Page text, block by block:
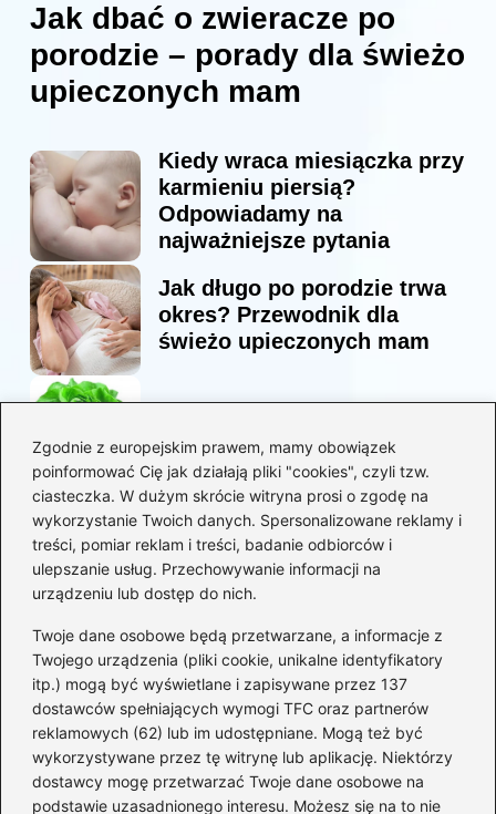
Zgodnie z europejskim prawem, mamy obowiązek
poinformować Cię jak działają pliki "cookies", czyli tzw.
ciasteczka. W dużym skrócie witryna prosi o zgodę na
wykorzystanie Twoich danych. Spersonalizowane reklamy i
treści, pomiar reklam i treści, badanie odbiorców i
ulepszanie usług. Przechowywanie informacji na
urządzeniu lub dostęp do nich.
Twoje dane osobowe będą przetwarzane, a informacje z
Twojego urządzenia (pliki cookie, unikalne identyfikatory
itp.) mogą być wyświetlane i zapisywane przez 137
dostawców spełniających wymogi TFC oraz partnerów
reklamowych (62) lub im udostępniane. Mogą też być
wykorzystywane przez tę witrynę lub aplikację. Niektórzy
dostawcy mogę przetwarzać Twoje dane osobowe na
podstawie uzasadnionego interesu. Możesz się na to nie
Jak dbać o zwieracze po
porodzie – porady dla świeżo
upieczonych mam
Kiedy wraca miesiączka przy
karmieniu piersią?
Odpowiadamy na
najważniejsze pytania
Jak długo po porodzie trwa
okres? Przewodnik dla
świeżo upieczonych mam
mam karmiących piersią
Jaką biblia dla dzieci
wybrać, aby wzbudzić ich
zainteresowanie?
Kategorie
Ciąża(130)
Dziecko(267)
Kobieta(132)
Rodzice (72)